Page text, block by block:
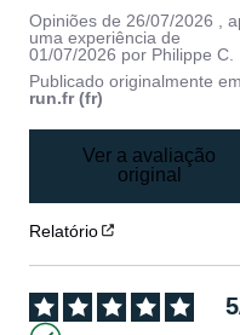
Opiniões de 26/07/2026
,
uma experiência de
01/07/2026 por Philippe C.
Publicado originalmente
run.fr (fr)
Ver a avaliação
original
Relatório
5